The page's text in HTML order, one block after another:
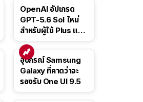
OpenAI อัปเกรด
GPT-5.6 Sol ใหม่
สำหรับผู้ใช้ Plus และ
5.6 Luna ให้ผู้ใช้ฟรี
อุปกรณ์ Samsung
Galaxy ที่คาดว่าจะ
รองรับ One UI 9.5